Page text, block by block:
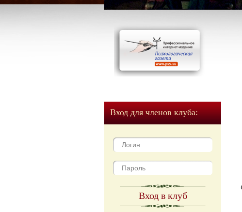
Вход для членов клуба:
Вход в клуб